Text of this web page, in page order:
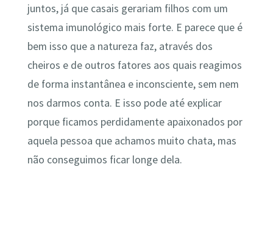
juntos, já que casais gerariam filhos com um
sistema imunológico mais forte. E parece que é
bem isso que a natureza faz, através dos
cheiros e de outros fatores aos quais reagimos
de forma instantânea e inconsciente, sem nem
nos darmos conta. E isso pode até explicar
porque ficamos perdidamente apaixonados por
aquela pessoa que achamos muito chata, mas
não conseguimos ficar longe dela.